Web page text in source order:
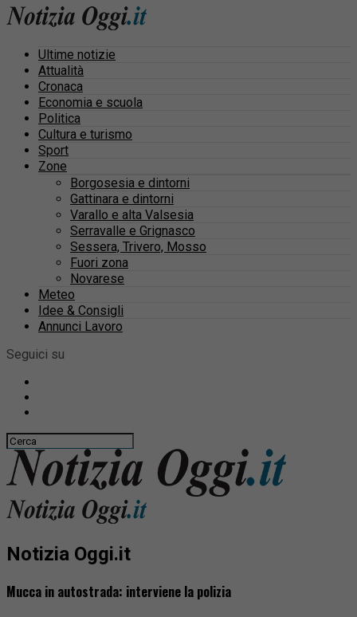
Ultime notizie
Attualità
Cronaca
Economia e scuola
Politica
Cultura e turismo
Sport
Zone
Borgosesia e dintorni
Gattinara e dintorni
Varallo e alta Valsesia
Serravalle e Grignasco
Sessera, Trivero, Mosso
Fuori zona
Novarese
Meteo
Idee & Consigli
Annunci Lavoro
Seguici su
Notizia Oggi.it
Mucca in autostrada: interviene la polizia